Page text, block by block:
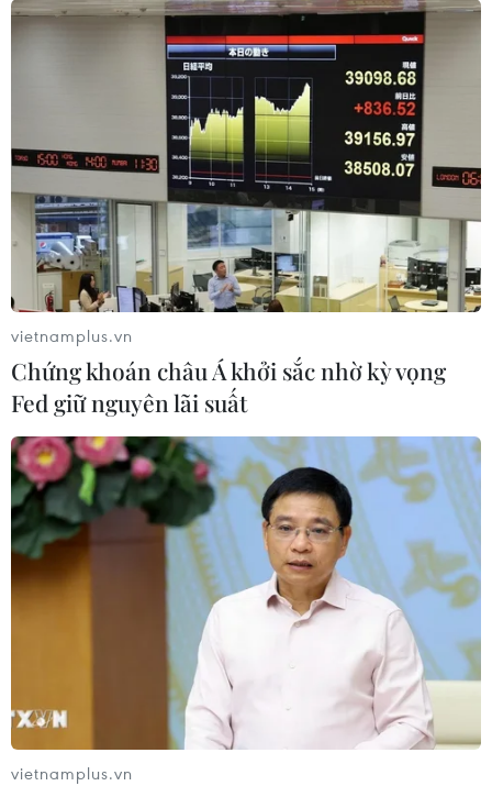
vietnamplus.vn
Chứng khoán châu Á khởi sắc nhờ kỳ vọng
Fed giữ nguyên lãi suất
vietnamplus.vn